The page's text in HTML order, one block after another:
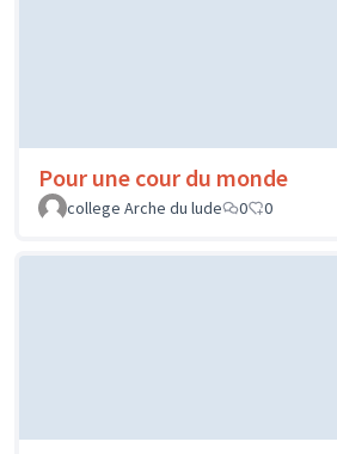
Pour une cour du monde
college Arche du lude
0 0